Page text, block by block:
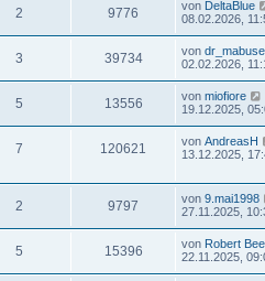
2 9776 von DeltaBlue
08.02.2026,
3 39734 von dr_mabuse
02.02.2026,
5 13556 von miofiore
19.12.2025,
7 120621 von AndreasH
13.12.2025,
2 9797 von 9.mai1998
27.11.2025,
5 15396 von Robert
22.11.2025,